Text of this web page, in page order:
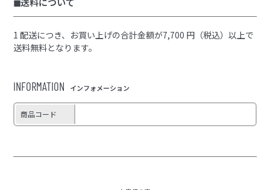
1 配送につき、お買い上げの合計金額が7,700 円（税込）以上で
送料無料となります。
INFORMATION インフォメーション
商品コード